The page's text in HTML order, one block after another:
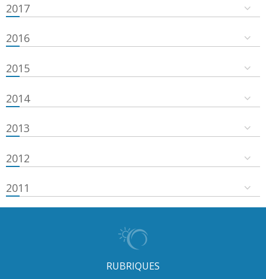
2017
2016
2015
2014
2013
2012
2011
RUBRIQUES